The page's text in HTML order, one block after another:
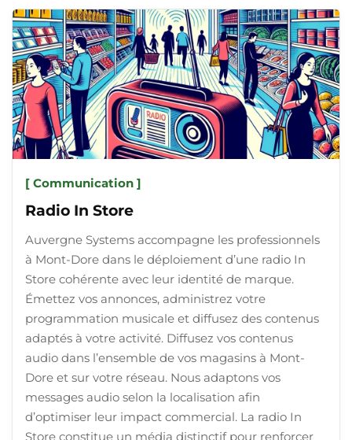
[ Communication ]
Radio In Store
Auvergne Systems accompagne les professionnels
à Mont-Dore dans le déploiement d’une radio In
Store cohérente avec leur identité de marque.
Émettez vos annonces, administrez votre
programmation musicale et diffusez des contenus
adaptés à votre activité. Diffusez vos contenus
audio dans l’ensemble de vos magasins à Mont-
Dore et sur votre réseau. Nous adaptons vos
messages audio selon la localisation afin
d’optimiser leur impact commercial. La radio In
Store constitue un média distinctif pour renforcer